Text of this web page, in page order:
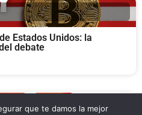
Estados Unidos: la
debate
que te damos la mejor